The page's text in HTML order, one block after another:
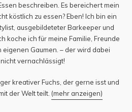
beschreiben. Es bereichert mein
köstlich zu essen? Eben! Ich bin ein
ausgebildeteter Barkeeper und
koche ich für meine Familie, Freunde
eigenen Gaumen. – der wird dabei
vernachlässigt!
kreativer Fuchs, der gerne isst und
der Welt teilt. (mehr anzeigen)